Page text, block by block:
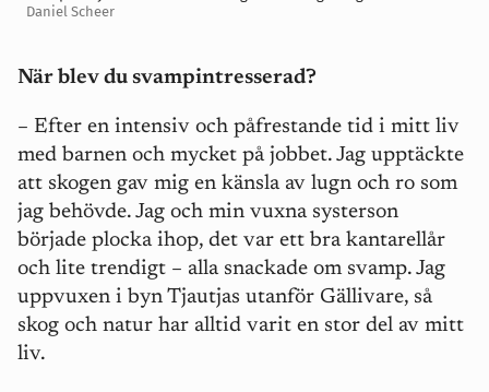
Daniel Scheer
När blev du svampintresserad?
– Efter en intensiv och påfrestande tid i mitt liv
med barnen och mycket på jobbet. Jag upptäckte
att skogen gav mig en känsla av lugn och ro som
jag behövde. Jag och min vuxna systerson
började plocka ihop, det var ett bra kantarellår
och lite trendigt – alla snackade om svamp. Jag
uppvuxen i byn Tjautjas utanför Gällivare, så
skog och natur har alltid varit en stor del av mitt
liv.